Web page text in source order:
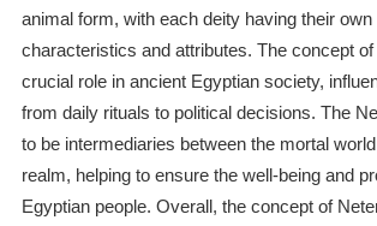
animal form, with each deity having their own
characteristics and attributes. The concept
crucial role in ancient Egyptian society,
from daily rituals to political decisions. The
to be intermediaries between the mortal
realm, helping to ensure the well-being and
Egyptian people. Overall, the concept of